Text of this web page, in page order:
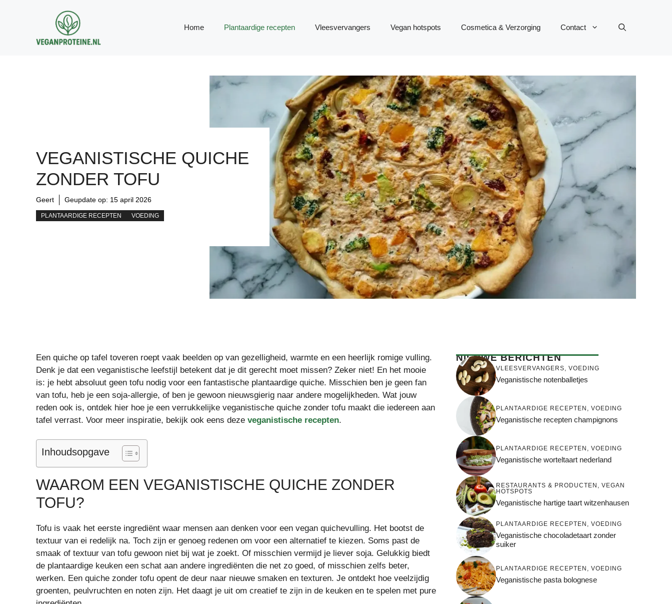
Home Plantaardige recepten Vleesvervangers Vegan hotspots Cosmetica & Verzorging Contact
VEGANISTISCHE QUICHE
ZONDER TOFU
Geert Geupdate op: 15 april 2026
PLANTAARDIGE RECEPTEN VOEDING
Een quiche op tafel toveren roept vaak beelden op van gezelligheid, warmte en een heerlijk romige vulling.
Denk je dat een veganistische leefstijl betekent dat je dit gerecht moet missen? Zeker niet! En het mooie
is: je hebt absoluut geen tofu nodig voor een fantastische plantaardige quiche. Misschien ben je geen fan
van tofu, heb je een soja-allergie, of ben je gewoon nieuwsgierig naar andere mogelijkheden. Wat jouw
reden ook is, ontdek hier hoe je een verrukkelijke veganistische quiche zonder tofu maakt die iedereen aan
tafel verrast. Voor meer inspiratie, bekijk ook eens deze veganistische recepten.
Inhoudsopgave
WAAROM EEN VEGANISTISCHE QUICHE ZONDER
TOFU?
Tofu is vaak het eerste ingrediënt waar mensen aan denken voor een vegan quichevulling. Het bootst de
textuur van ei redelijk na. Toch zijn er genoeg redenen om voor een alternatief te kiezen. Soms past de
smaak of textuur van tofu gewoon niet bij wat je zoekt. Of misschien vermijd je liever soja. Gelukkig biedt
de plantaardige keuken een schat aan andere ingrediënten die net zo goed, of misschien zelfs beter,
werken. Een quiche zonder tofu opent de deur naar nieuwe smaken en texturen. Je ontdekt hoe veelzijdig
groenten, peulvruchten en noten zijn. Het daagt je uit om creatief te zijn in de keuken en te spelen met pure
NIEUWE BERICHTEN
VLEESVERVANGERS VOEDING
Veganistische notenballetjes
PLANTAARDIGE RECEPTEN VOEDING
Veganistische recepten champignons
PLANTAARDIGE RECEPTEN VOEDING
Veganistische worteltaart nederland
RESTAURANTS & PRODUCTEN
VEGAN
HOTSPOTS
Veganistische hartige taart witzenhausen
PLANTAARDIGE RECEPTEN VOEDING
Veganistische chocoladetaart zonder
suiker
PLANTAARDIGE RECEPTEN VOEDING
Veganistische pasta bolognese